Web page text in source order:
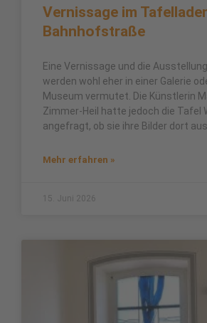
Vernissage im
Bahnhofstraße
Eine Vernissage und die
werden wohl eher in einer Galerie
Museum vermutet. Die Künstlerin
Zimmer-Heil hatte jedoch die Tafel
angefragt, ob sie ihre Bilder dort
Mehr erfahren »
15. Juni 2026